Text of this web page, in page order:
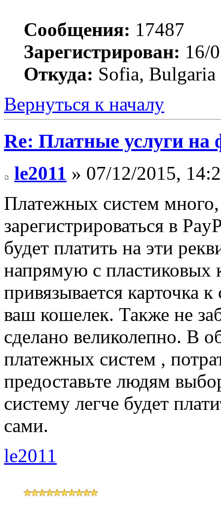
Сообщения: 17487
Зарегистрирован: 16/
Откуда: Sofia, Bulgaria
Вернуться к началу
Re: Платные услуги на
le2011 » 07/12/2015,
Платежных систем много,
зарегистрироваться в
будет платить на эти
напрямую с пластиковых
привязывается карточка
ваш кошелек. Также не
сделано великолепно. В
платежных систем ,
предоставьте людям
систему легче будет
сами.
le2011